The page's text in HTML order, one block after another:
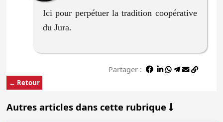
← Retour
Ici pour perpétuer la tradition coopérative
du Jura.
Partager :
Autres articles dans cette rubrique